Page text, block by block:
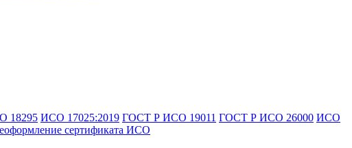
18295 ИСО 17025:2019 ГОСТ Р ИСО 19011 ГОСТ Р ИСО 26000 ИСО
сертификата ИСО